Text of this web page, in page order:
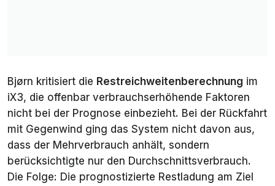
Bjørn kritisiert die Restreichweitenberechnung im
iX3, die offenbar verbrauchserhöhende Faktoren
nicht bei der Prognose einbezieht. Bei der Rückfahrt
mit Gegenwind ging das System nicht davon aus,
dass der Mehrverbrauch anhält, sondern
berücksichtigte nur den Durchschnittsverbrauch.
Die Folge: Die prognostizierte Restladung am Ziel